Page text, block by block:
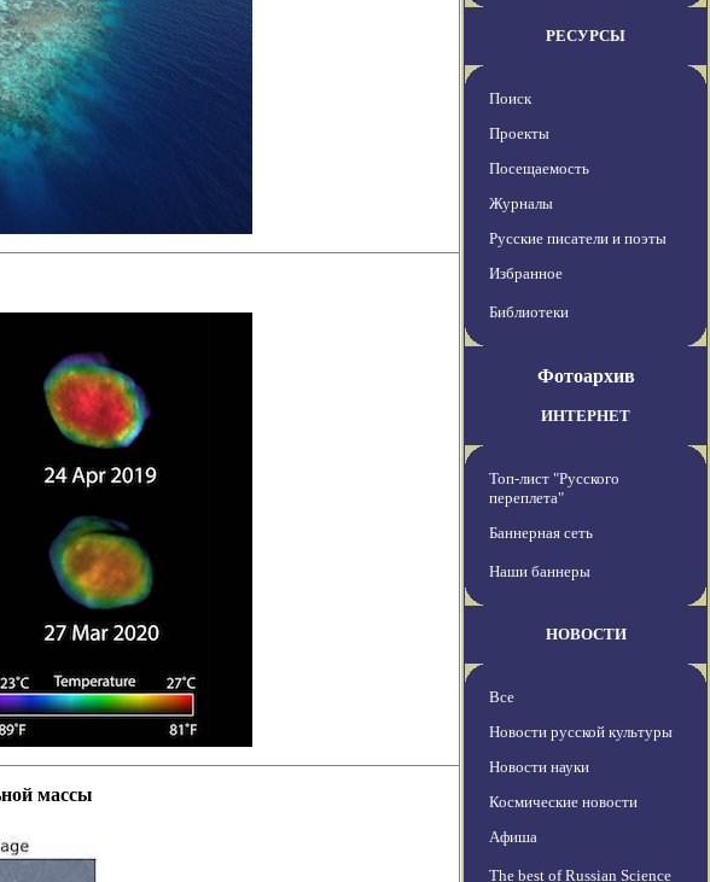
массы
РЕСУРСЫ
Поиск
Проекты
Посещаемость
Журналы
Русские писатели и поэты
Избранное
Библиотеки
Фотоархив
ИНТЕРНЕТ
Топ-лист "Русского
переплета"
Баннерная сеть
Наши баннеры
НОВОСТИ
Все
Новости русской культуры
Новости науки
Космические новости
Афиша
The best of Russian Science